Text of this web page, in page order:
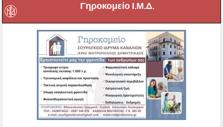
Γηροκομείο Ι.Μ.Δ.